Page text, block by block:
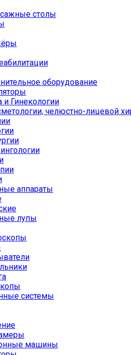
столы
оборудование
Гинекологии
челюстно-лицевой
аппараты
лупы
системы
машины